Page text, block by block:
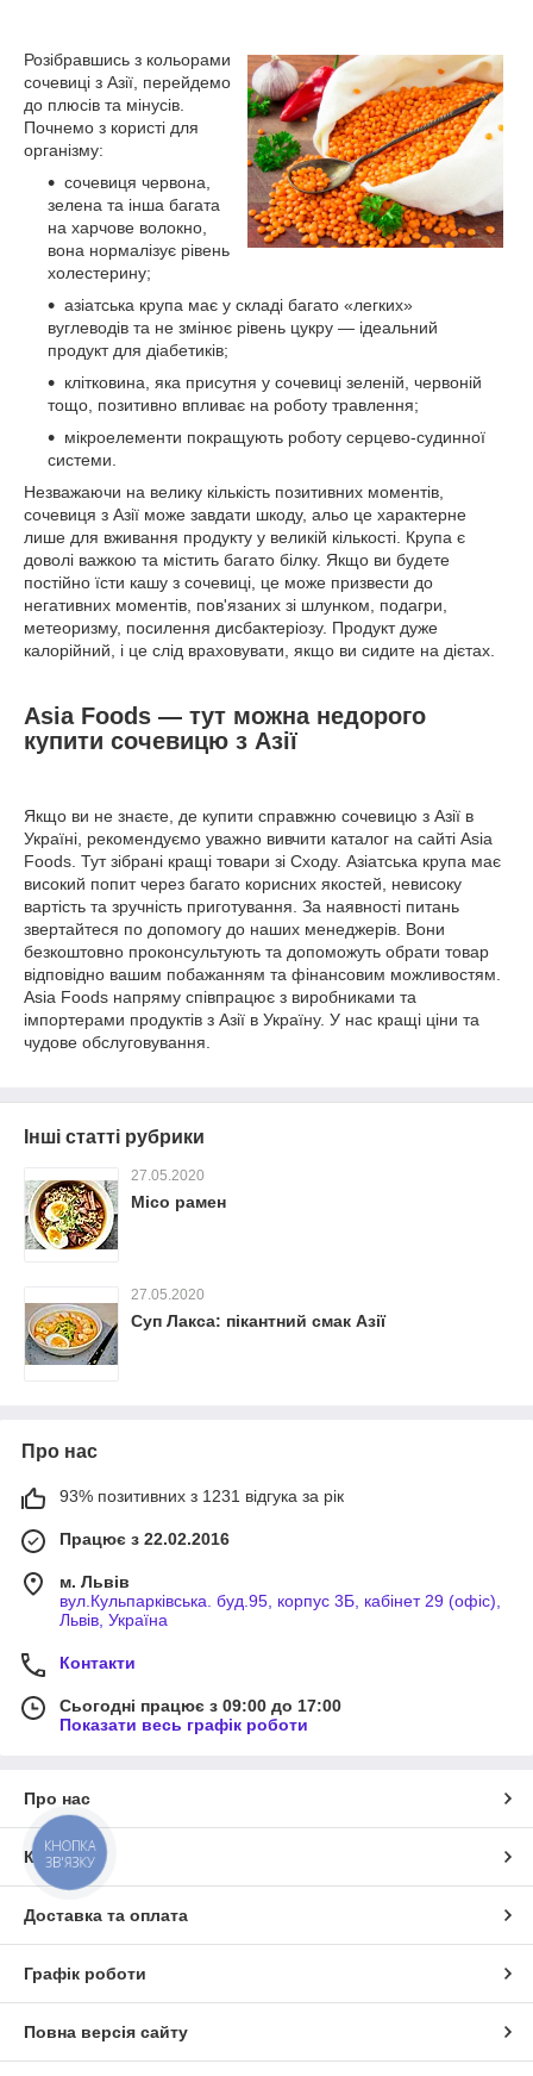
Розібравшись з кольорами
сочевиці з Азії, перейдемо
до плюсів та мінусів.
Почнемо з користі для
організму:
сочевиця червона,
зелена та інша багата
на харчове волокно,
вона нормалізує рівень
холестерину;
азіатська крупа має у складі багато «легких»
вуглеводів та не змінює рівень цукру — ідеальний
продукт для діабетиків;
клітковина, яка присутня у сочевиці зеленій, червоній
тощо, позитивно впливає на роботу травлення;
мікроелементи покращують роботу серцево-судинної
системи.
Незважаючи на велику кількість позитивних моментів,
сочевиця з Азії може завдати шкоду, альо це характерне
лише для вживання продукту у великій кількості. Крупа є
доволі важкою та містить багато білку. Якщо ви будете
постійно їсти кашу з сочевиці, це може призвести до
негативних моментів, пов'язаних зі шлунком, подагри,
метеоризму, посилення дисбактеріозу. Продукт дуже
калорійний, і це слід враховувати, якщо ви сидите на дієтах.
Asia Foods — тут можна недорого
купити сочевицю з Азії
Якщо ви не знаєте, де купити справжню сочевицю з Азії в
Україні, рекомендуємо уважно вивчити каталог на сайті Asia
Foods. Тут зібрані кращі товари зі Сходу. Азіатська крупа має
високий попит через багато корисних якостей, невисоку
вартість та зручність приготування. За наявності питань
звертайтеся по допомогу до наших менеджерів. Вони
безкоштовно проконсультують та допоможуть обрати товар
відповідно вашим побажанням та фінансовим можливостям.
Asia Foods напряму співпрацює з виробниками та
імпортерами продуктів з Азії в Україну. У нас кращі ціни та
чудове обслуговування.
Інші статті рубрики
27.05.2020
Місо рамен
27.05.2020
Суп Лакса: пікантний смак Азії
Про нас
93% позитивних з 1231 відгука за рік
Працює з 22.02.2016
м. Львів
вул.Кульпарківська. буд.95, корпус 3Б, кабінет 29 (офіс),
Львів, Україна
Контакти
Сьогодні працює з 09:00 до 17:00
Показати весь графік роботи
Про нас
Контакти
Доставка та оплата
Графік роботи
Повна версія сайту
КНОПКА
ЗВ'ЯЗКУ